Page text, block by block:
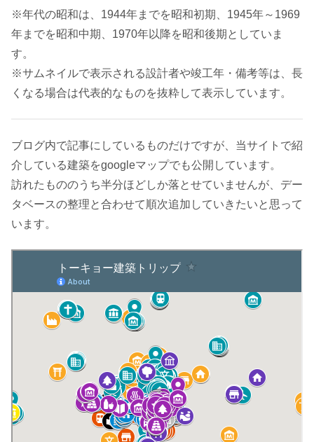
※年代の昭和は、1944年までを昭和初期、1945年～1969
年までを昭和中期、1970年以降を昭和後期としていま
す。
※サムネイルで表示される設計者や竣工年・備考等は、長
くなる場合は代表的なものを抜粋して表示しています。
ブログ内で記事にしているものだけですが、当サイトで紹
介している建築をgoogleマップでも公開しています。
訪れたもののうち半分ほどしか落とせていませんが、デー
タベースの整理と合わせて順次追加していきたいと思って
います。